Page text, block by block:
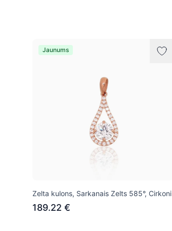
Jaunums
Zelta kulons, Sarkanais Zelts 585°, Cirkoni
189.22 €